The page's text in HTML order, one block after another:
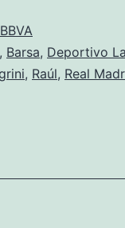
, Barsa, Deportivo
, Raúl, Real